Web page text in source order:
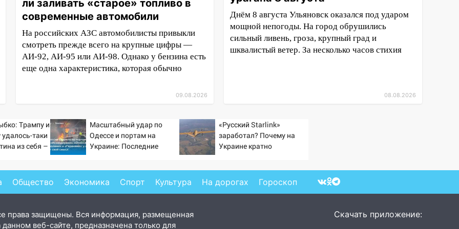
ли заливать «старое» топливо в
современные автомобили
На российских АЗС автомобилисты привыкли
смотреть прежде всего на крупные цифры —
АИ-92, АИ-95 или АИ-98. Однако у бензина есть
еще одна характеристика, которая обычно
09.08.2026
Днём 8 августа Ульяновск оказался под ударом
мощной непогоды. На город обрушились
сильный ливень, гроза, крупный град и
шквалистый ветер. За несколько часов стихия
08.08.2026
Трампу и
таки
из себя –
Масштабный удар по
Одессе и портам на
Украине: Последние
2026 года
«Русский Starlink»
заработал? Почему на
Украине кратно
ВСУ
Общество Экономика Спорт Культура На дорогах Гороскоп
права защищены. Вся информация, размещенная
данном веб-сайте, предназначена только для
Скачать приложение: